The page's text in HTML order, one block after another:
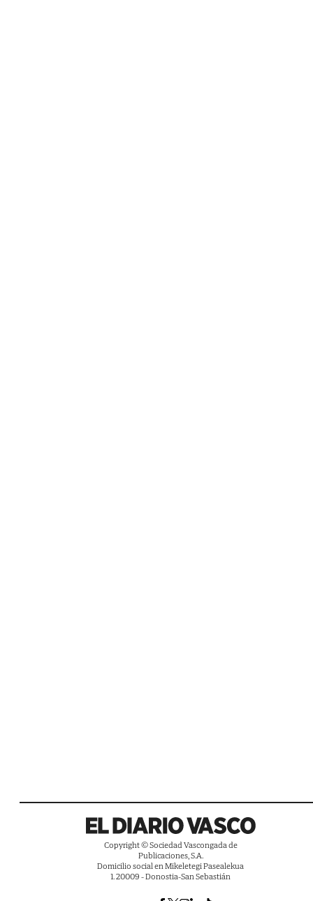
Copyright © Sociedad Vascongada de
Publicaciones, S.A.
Domicilio social en Mikeletegi Pasealekua
1. 20009 - Donostia-San Sebastián